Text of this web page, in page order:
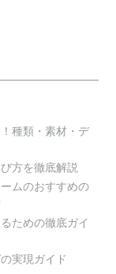
種類・素材・デ
方を徹底解説
ムのおすすめの
ための徹底ガイ
実現ガイド